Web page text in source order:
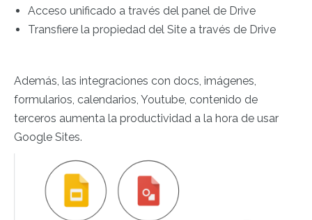
Acceso unificado a través del panel de Drive
Transfiere la propiedad del Site a través de Drive
Además, las integraciones con docs, imágenes,
formularios, calendarios, Youtube, contenido de
terceros aumenta la productividad a la hora de usar
Google Sites.